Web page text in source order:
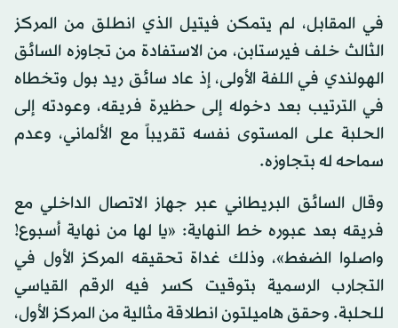
في المقابل، لم يتمكن فيتيل الذي انطلق من المركز
الثالث خلف فيرستابن، من الاستفادة من تجاوزه السائق
الهولندي في اللفة الأولى، إذ عاد سائق ريد بول وتخطاه
في الترتيب بعد دخوله إلى حظيرة فريقه، وعودته إلى
الحلبة على المستوى نفسه تقريباً مع الألماني، وعدم
سماحه له بتجاوزه.
وقال السائق البريطاني عبر جهاز الاتصال الداخلي مع
فريقه بعد عبوره خط النهاية: «يا لها من نهاية أسبوع!
واصلوا الضغط»، وذلك غداة تحقيقه المركز الأول في
التجارب الرسمية بتوقيت كسر فيه الرقم القياسي
للحلبة. وحقق هاميلتون انطلاقة مثالية من المركز الأول،